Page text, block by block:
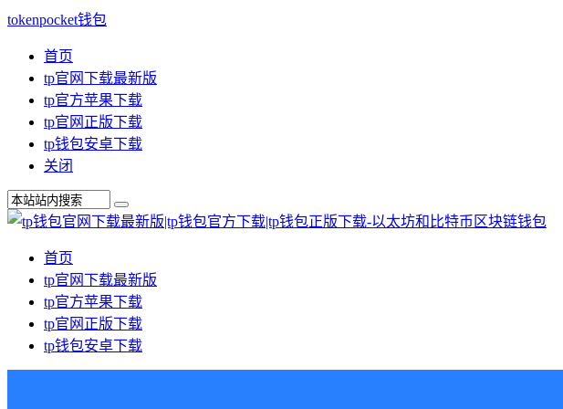
tokenpocket钱包
首页
tp官网下载最新版
tp官方苹果下载
tp官网正版下载
tp钱包安卓下载
关闭
首页
tp官网下载最新版
tp官方苹果下载
tp官网正版下载
tp钱包安卓下载